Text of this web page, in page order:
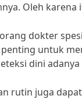
Oleh
dokter
untuk
dini
rutin juga